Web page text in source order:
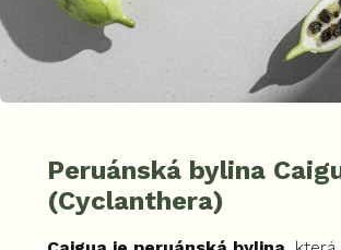
Peruánská bylina
(Cyclanthera)